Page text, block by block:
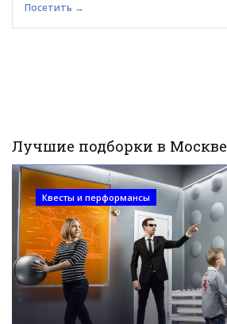
Посетить →
Лучшие подборки в Москве
Квесты и перформансы